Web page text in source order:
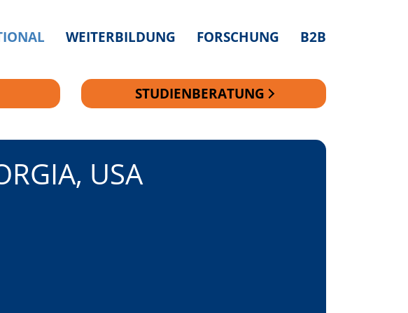
WEITERBILDUNG FORSCHUNG B2B
STUDIENBERATUNG
USA